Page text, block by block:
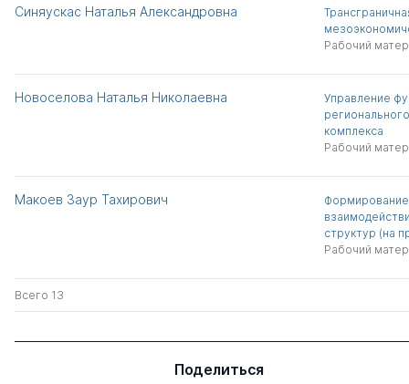
Синяускас Наталья Александровна
Рабочий
Новоселова Наталья Николаевна
Управление
комплекса
Рабочий
Макоев Заур Тахирович
Формирование
структур (на
Рабочий
Всего 13
Поделиться